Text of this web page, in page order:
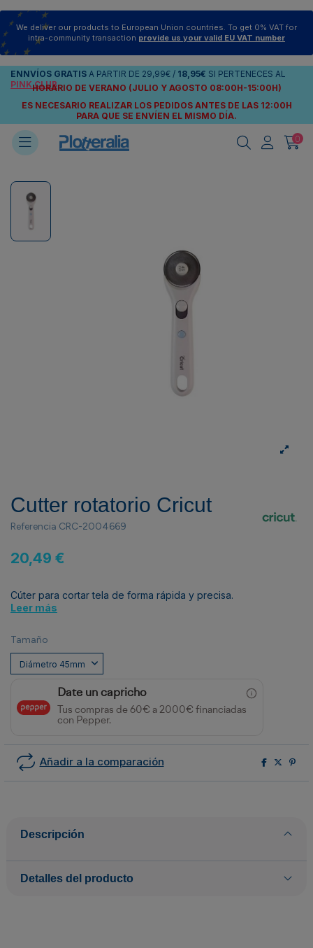
We deliver our products to European Union countries. To get 0% VAT for
intra-community transaction provide us your valid EU VAT number
ENNVÍOS GRATIS A PARTIR DE 29,99€ / 18,95€ SI PERTENECES AL
PINK CLUB
HORARIO DE VERANO (JULIO Y AGOSTO 08:00H-15:00H)
ES NECESARIO REALIZAR LOS PEDIDOS ANTES DE LAS 12:00H
PARA QUE SE ENVÍEN EL MISMO DÍA.
0
Cutter rotatorio Cricut
Referencia CRC-2004669
20,49 €
Cúter para cortar tela de forma rápida y precisa.
Leer más
Tamaño
Date un capricho
Tus compras de 60€ a 2000€ financiadas
con Pepper.
Añadir a la comparación
Descripción
Detalles del producto